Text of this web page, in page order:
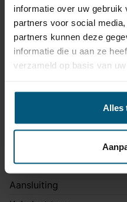
informatie over uw gebruik
partners voor social
partners kunnen deze
informatie die u aan ze
verzameld op basis van
Alles
Montagetijd
Ook voor fietsendrager
Niet voor
Kabelset
Artikelnummer
Aansluiting